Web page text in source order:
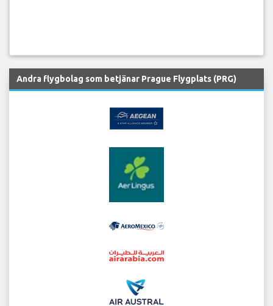
Andra flygbolag som betjänar Prague Flygplats (PRG)